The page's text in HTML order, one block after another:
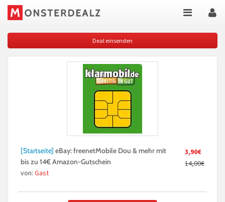
Deal einsenden
3,90€
14,00€
[Startseite] eBay: freenetMobile Dou & mehr mit
bis zu 14€ Amazon-Gutschein
von: Gast